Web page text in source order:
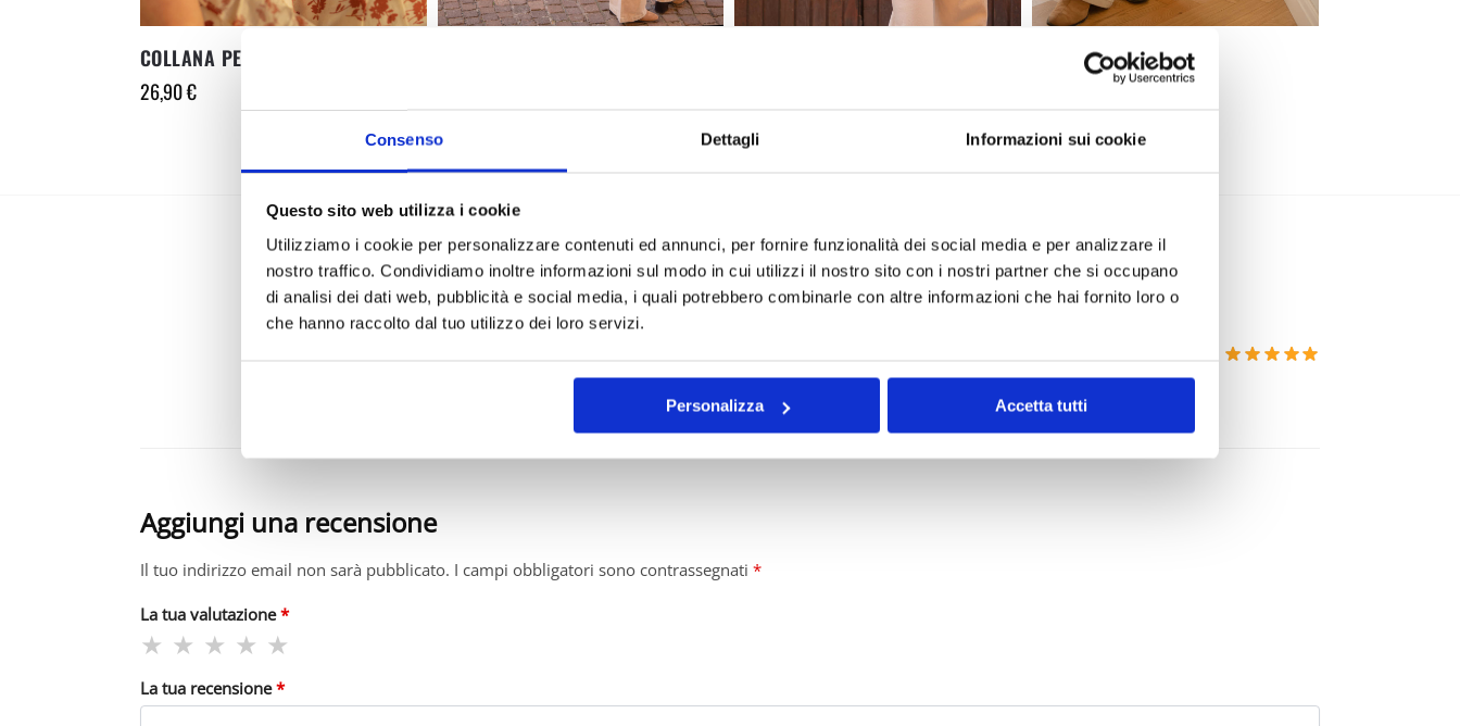
Consenso Dettagli Informazioni sui cookie
Questo sito web utilizza i cookie
Utilizziamo i cookie per personalizzare contenuti ed annunci, per fornire funzionalità dei social media e per analizzare il
nostro traffico. Condividiamo inoltre informazioni sul modo in cui utilizzi il nostro sito con i nostri partner che si occupano
di analisi dei dati web, pubblicità e social media, i quali potrebbero combinarle con altre informazioni che hai fornito loro o
che hanno raccolto dal tuo utilizzo dei loro servizi.
Personalizza Accetta tutti
COLLANA PENDAGLIO MORBIDO
26,90€
JEANS GABRIEL
Recensioni 1
Bellissima camicia, ottimo materiale e fantasia senza tempo!
Aggiungi una recensione
Il tuo indirizzo email non sarà pubblicato. I campi obbligatori sono contrassegnati *
La tua valutazione*
La tua recensione*